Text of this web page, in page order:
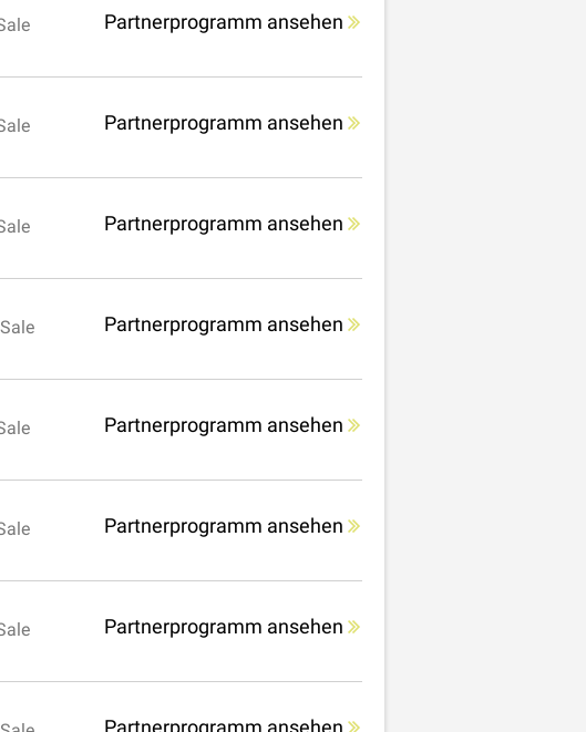
Partnerprogramm ansehen
Partnerprogramm ansehen
Partnerprogramm ansehen
Partnerprogramm ansehen
Partnerprogramm ansehen
Partnerprogramm ansehen
Partnerprogramm ansehen
Partnerprogramm ansehen